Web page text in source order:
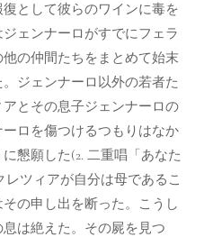
として彼らのワインに毒を
ェンナーロがすでにフェラ
の仲間たちをまとめて始末
ジェンナーロ以外の若者た
とその息子ジェンナーロの
ロを傷つけるつもりはなか
懇願した(2. 二重唱「あなた
レツィアが自分は母であるこ
の申し出を断った。こうし
は絶えた。その屍を見つ